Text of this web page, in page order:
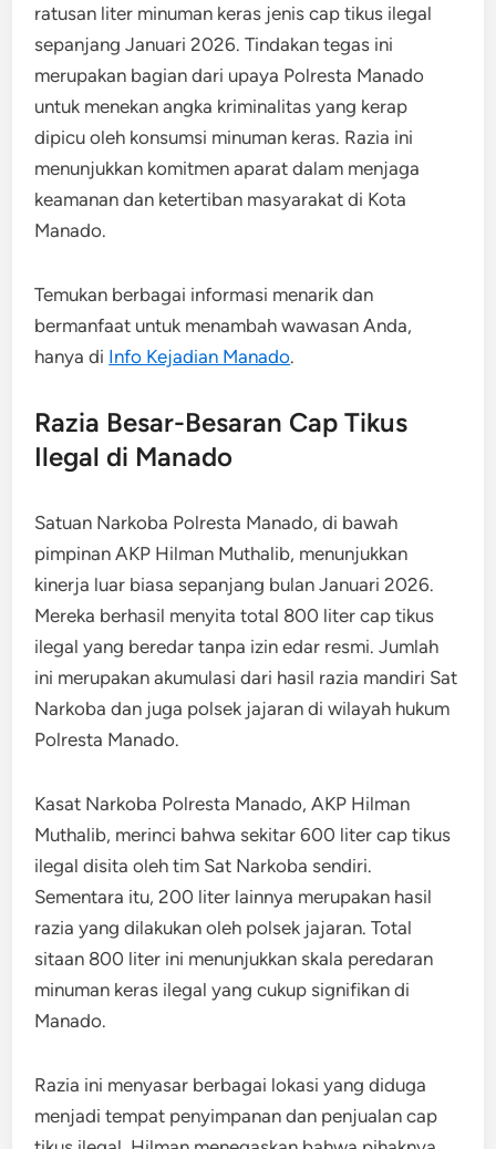
ratusan liter minuman keras jenis cap tikus ilegal
sepanjang Januari 2026.​ Tindakan tegas ini
merupakan bagian dari upaya Polresta Manado
untuk menekan angka kriminalitas yang kerap
dipicu oleh konsumsi minuman keras. Razia ini
menunjukkan komitmen aparat dalam menjaga
keamanan dan ketertiban masyarakat di Kota
Manado.
Temukan berbagai informasi menarik dan
bermanfaat untuk menambah wawasan Anda,
hanya di Info Kejadian Manado.
Razia Besar-Besaran Cap Tikus
Ilegal di Manado
Satuan Narkoba Polresta Manado, di bawah
pimpinan AKP Hilman Muthalib, menunjukkan
kinerja luar biasa sepanjang bulan Januari 2026.
Mereka berhasil menyita total 800 liter cap tikus
ilegal yang beredar tanpa izin edar resmi. Jumlah
ini merupakan akumulasi dari hasil razia mandiri Sat
Narkoba dan juga polsek jajaran di wilayah hukum
Polresta Manado.
Kasat Narkoba Polresta Manado, AKP Hilman
Muthalib, merinci bahwa sekitar 600 liter cap tikus
ilegal disita oleh tim Sat Narkoba sendiri.
Sementara itu, 200 liter lainnya merupakan hasil
razia yang dilakukan oleh polsek jajaran. Total
sitaan 800 liter ini menunjukkan skala peredaran
minuman keras ilegal yang cukup signifikan di
Manado.
Razia ini menyasar berbagai lokasi yang diduga
menjadi tempat penyimpanan dan penjualan cap